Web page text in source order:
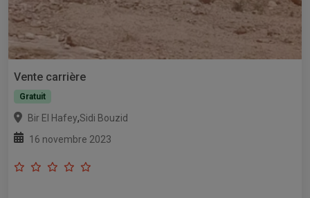
Vente carrière
Gratuit
Bir El Hafey,Sidi Bouzid
16 novembre 2023